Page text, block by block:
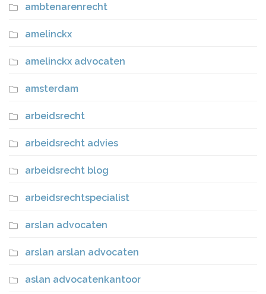
ambtenarenrecht
amelinckx
amelinckx advocaten
amsterdam
arbeidsrecht
arbeidsrecht advies
arbeidsrecht blog
arbeidsrechtspecialist
arslan advocaten
arslan arslan advocaten
aslan advocatenkantoor